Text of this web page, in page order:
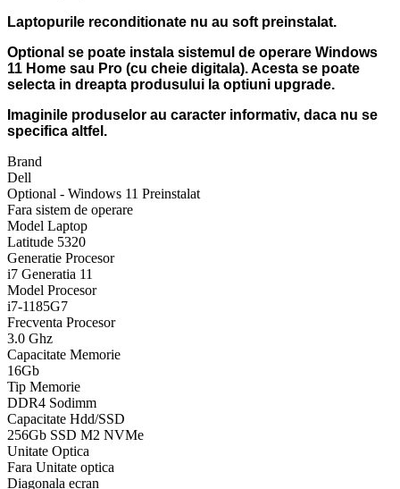
Laptopurile reconditionate nu au soft preinstalat.
Optional se poate instala sistemul de operare Windows
11 Home sau Pro (cu cheie digitala). Acesta se poate
selecta in dreapta produsului la optiuni upgrade.
Imaginile produselor au caracter informativ, daca nu se
specifica altfel.
Brand
Dell
Optional - Windows 11 Preinstalat
Fara sistem de operare
Model Laptop
Latitude 5320
Generatie Procesor
i7 Generatia 11
Model Procesor
i7-1185G7
Frecventa Procesor
3.0 Ghz
Capacitate Memorie
16Gb
Tip Memorie
DDR4 Sodimm
Capacitate Hdd/SSD
256Gb SSD M2 NVMe
Unitate Optica
Fara Unitate optica
Diagonala ecran